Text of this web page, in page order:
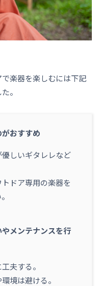
楽器を楽しむには下記
。
がおすすめ
しいギタレレなど
ドア専用の楽器を
やメンテナンスを行
夫する。
境は避ける。